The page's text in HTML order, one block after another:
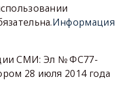
Информация
СМИ: Эл № ФС77-
28 июля 2014 года